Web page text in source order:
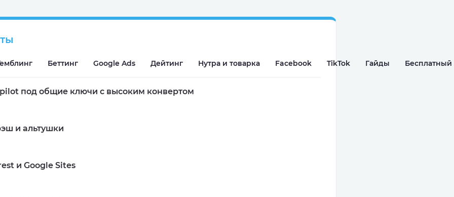
Беттинг Google Ads Дейтинг Нутра и товарка Facebook TikTok Гайды
под общие ключи с высоким конвертом
и альтушки
и Google Sites